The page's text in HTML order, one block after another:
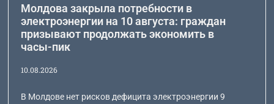
Молдова закрыла потребности в
электроэнергии на 10 августа: граждан
призывают продолжать экономить в
часы-пик
10.08.2026
В Молдове нет рисков дефицита электроэнергии 9